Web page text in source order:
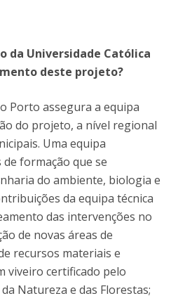
da Universidade Católica
deste projeto?
Porto assegura a equipa
do projeto, a nível regional
Uma equipa
formação que se
do ambiente, biologia e
da equipa técnica
das intervenções no
de novas áreas de
recursos materiais e
viveiro certificado pelo
Natureza e das Florestas;